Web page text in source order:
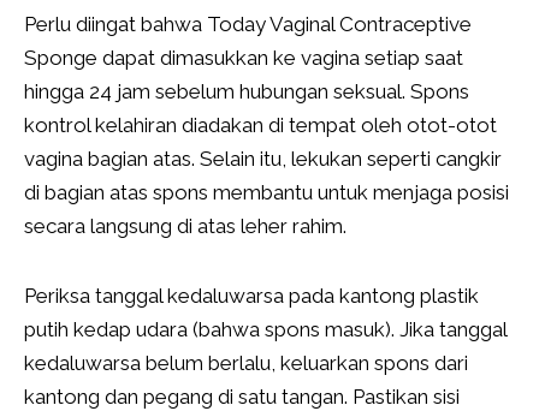
Perlu diingat bahwa Today Vaginal Contraceptive
Sponge dapat dimasukkan ke vagina setiap saat
hingga 24 jam sebelum hubungan seksual. Spons
kontrol kelahiran diadakan di tempat oleh otot-otot
vagina bagian atas. Selain itu, lekukan seperti cangkir
di bagian atas spons membantu untuk menjaga posisi
secara langsung di atas leher rahim.
Periksa tanggal kedaluwarsa pada kantong plastik
putih kedap udara (bahwa spons masuk). Jika tanggal
kedaluwarsa belum berlalu, keluarkan spons dari
kantong dan pegang di satu tangan. Pastikan sisi